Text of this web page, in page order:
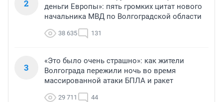
2
деньги Европы»: пять громких цитат нового
начальника МВД по Волгоградской области
38 635 131
3
«Это было очень страшно»: как жители
Волгограда пережили ночь во время
массированной атаки БПЛА и ракет
29 711 44